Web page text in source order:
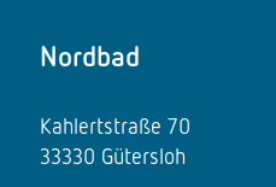
Nordbad
Kahlertstraße 70
33330 Gütersloh